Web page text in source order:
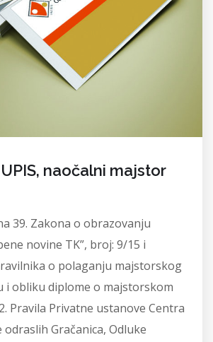
UPIS, naočalni majstor
39. Zakona o obrazovanju
novine TK”, broj: 9/15 i
o polaganju majstorskog
i obliku diplome o majstorskom
Pravila Privatne ustanove Centra
Gračanica, Odluke